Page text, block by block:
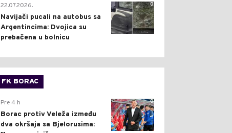
0
22.07.2026.
Navijači pucali na autobus sa
Argentincima: Dvojica su
prebačena u bolnicu
FK BORAC
0
Pre 4 h
Borac protiv Veleža između
dva okršaja sa Bjelorusima: